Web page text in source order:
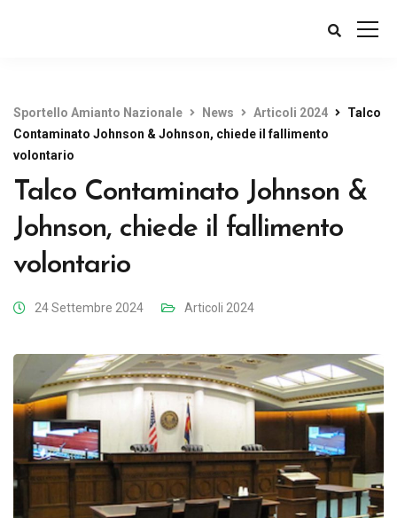
Sportello Amianto Nazionale News Articoli 2024
Talco
Contaminato Johnson & Johnson, chiede il fallimento
volontario
Talco Contaminato Johnson &
Johnson, chiede il fallimento
volontario
24 Settembre 2024 Articoli 2024